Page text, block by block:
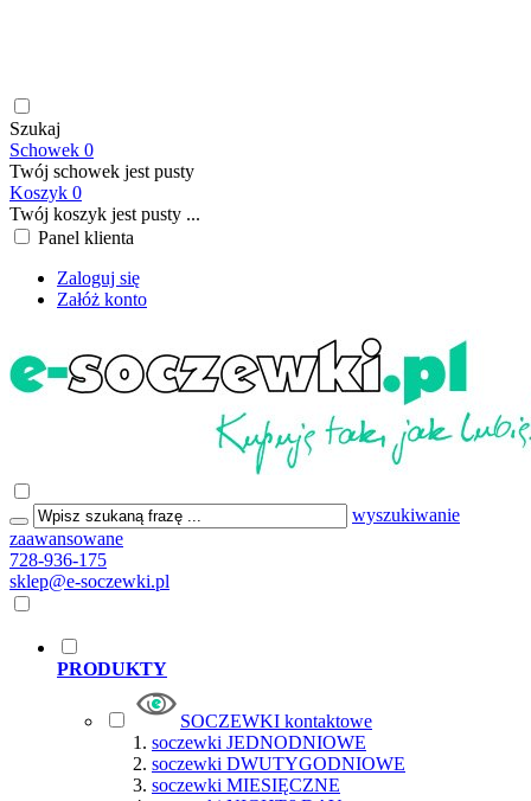
Szukaj
Schowek 0
Twój schowek jest pusty
Koszyk 0
Twój koszyk jest pusty ...
Panel klienta
Zaloguj się
Załóż konto
wyszukiwanie
zaawansowane
728-936-175
sklep@e-soczewki.pl
PRODUKTY
SOCZEWKI kontaktowe
soczewki JEDNODNIOWE
soczewki DWUTYGODNIOWE
soczewki MIESIĘCZNE